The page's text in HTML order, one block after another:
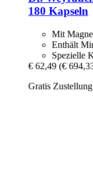
180 Kapseln
Mit
Enthält
Spezielle
€ 62,49 (€
Gratis